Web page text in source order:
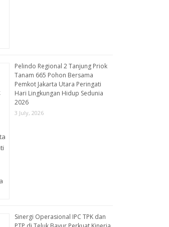
Pelindo Regional 2 Tanjung Priok
Tanam 665 Pohon Bersama
Pemkot Jakarta Utara Peringati
Hari Lingkungan Hidup Sedunia
2026
3 July, 2026
Sinergi Operasional IPC TPK dan